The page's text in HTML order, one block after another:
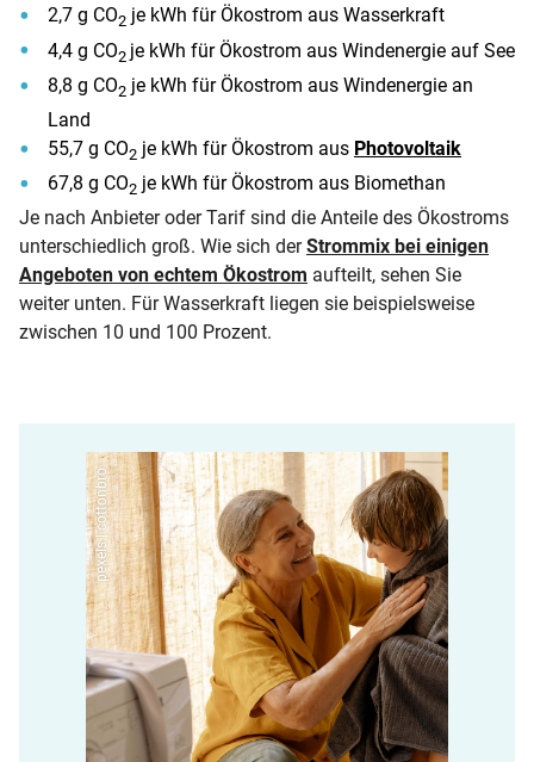
2,7 g CO2 je kWh für Ökostrom aus Wasserkraft
4,4 g CO2je kWh für Ökostrom aus Windenergie auf See
8,8 g CO2 je kWh für Ökostrom aus Windenergie an
Land
55,7 g CO2 je kWh für Ökostrom aus Photovoltaik
67,8 g CO2 je kWh für Ökostrom aus Biomethan
Je nach Anbieter oder Tarif sind die Anteile des Ökostroms
unterschiedlich groß. Wie sich derStrommix bei einigen
Angeboten von echtem Ökostrom aufteilt, sehen Sie
weiter unten. Für Wasserkraft liegen sie beispielsweise
zwischen 10 und 100 Prozent.
pexels | cottonbro